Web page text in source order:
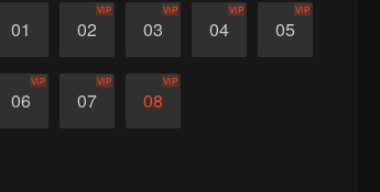
01 02
VIP
03
VIP
04
VIP
05
VIP
06
VIP
07
VIP
08
VIP